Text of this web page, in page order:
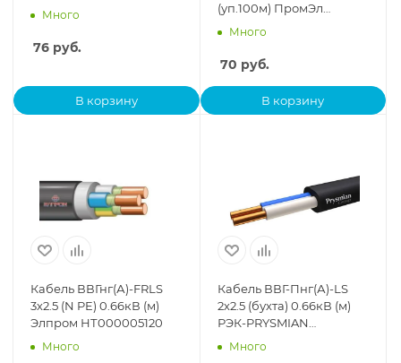
Много
76 руб.
В корзину
(уп.100м) ПромЭл
872002752
Много
70 руб.
В корзину
Кабель ВВГнг(А)-FRLS
3х2.5 (N PE) 0.66кВ (м)
Элпром НТ000005120
Много
Кабель ВВГ-Пнг(А)-LS
2х2.5 (бухта) 0.66кВ (м)
РЭК-PRYSMIAN
1602050101
Много